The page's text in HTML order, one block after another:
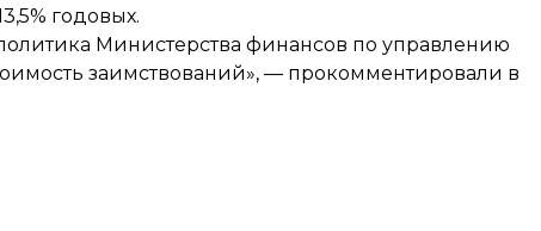
годовых.
Министерства финансов по управлению
заимствований», — прокомментировали в